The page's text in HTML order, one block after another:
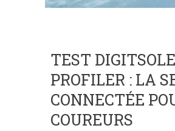
TEST
PROFILER : LA
CONNECTÉE
COUREURS